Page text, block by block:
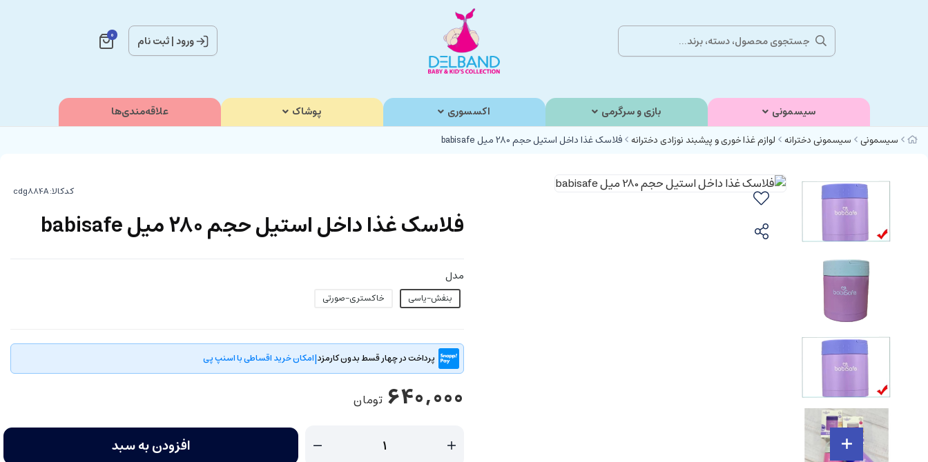
ورود|ثبت نام 0
سیسمونی بازی و سرگرمی اکسسوری پوشاک علاقه‌مندی‌ها
سیسمونی سیسمونی دخترانه لوازم غذا خوری و پیشبند نوزادی دخترانه فلاسک غذا داخل استیل حجم 280 میل babisafe
کدکالا:
فلاسک غذا داخل استیل حجم 280 میل babisafe
مدل
بنفش-یاسی خاکستری-صورتی
پرداخت در چهار قسط بدون کارمزد|امکان خرید اقساطی با اسنپ پی
640,000 تومان
افزودن به سبد